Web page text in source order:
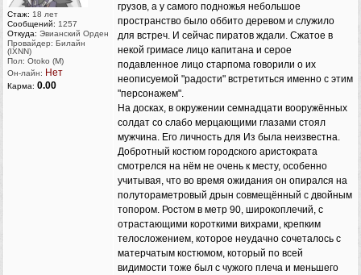
Стаж: 18 лет
Сообщений: 1257
Откуда: Эвианский Орден
Провайдер: Билайн
(IXNN)
Пол: Otoko (M)
Он-лайн: Нет
Карма: 0.00
грузов, а у самого подножья небольшое
пространство было оббито деревом и служило
для встреч. И сейчас пиратов ждали. Сжатое в
некой гримасе лицо капитана и серое
подавленное лицо старпома говорили о их
неописуемой "радости" встретиться именно с этим
"персонажем".
На досках, в окружении семнадцати вооружённых
солдат со слабо мерцающими глазами стоял
мужчина. Его личность для Из была неизвестна.
Добротный костюм городского аристократа
смотрелся на нём не очень к месту, особенно
учитывая, что во время ожидания он опирался на
полутораметровый дрын совмещённый с двойным
топором. Ростом в метр 90, широкоплечий, с
отрастающими короткими вихрами, крепким
телосложением, которое неудачно сочеталось с
матерчатым костюмом, который по всей
видимости тоже был с чужого плеча и меньшего